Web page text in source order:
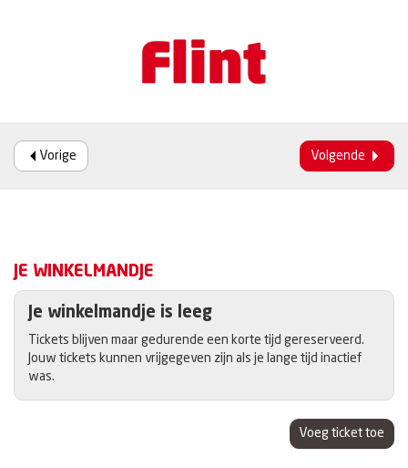
Vorige Volgende
JE WINKELMANDJE
Je winkelmandje is leeg
Tickets blijven maar gedurende een korte tijd gereserveerd.
Jouw tickets kunnen vrijgegeven zijn als je lange tijd inactief
was.
Voeg ticket toe